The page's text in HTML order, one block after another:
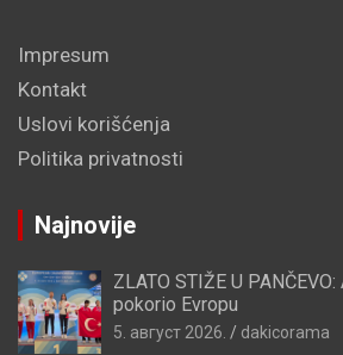
Impresum
Kontakt
Uslovi korišćenja
Politika privatnosti
Najnovije
ZLATO STIŽE U
pokorio Evropu
5. август 2026. dakicorama